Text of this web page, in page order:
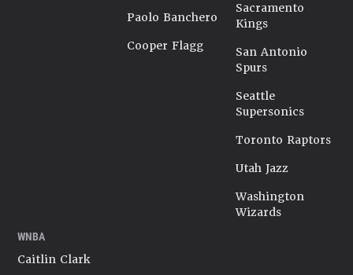
Paolo Banchero
Cooper Flagg
Sacramento
Kings
San Antonio
Spurs
Seattle
Supersonics
Toronto Raptors
Utah Jazz
Washington
Wizards
WNBA
Caitlin Clark